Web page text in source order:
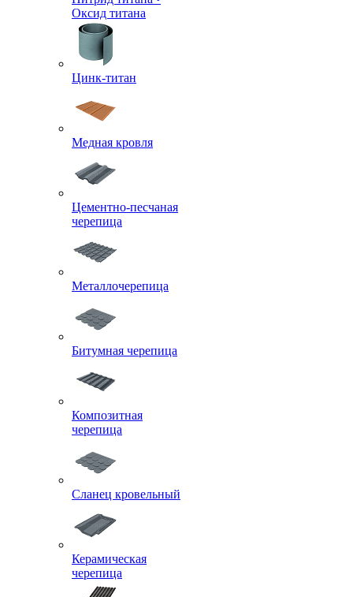
Оксид титана
Цинк-титан
Медная кровля
Цементно-песчаная
черепица
Металлочерепица
Битумная черепица
Композитная
черепица
Сланец кровельный
Керамическая
черепица